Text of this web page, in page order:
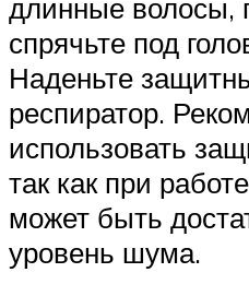
длинные волосы,
спрячьте под
Наденьте
респиратор.
использовать
так как при
может быть
уровень шума.